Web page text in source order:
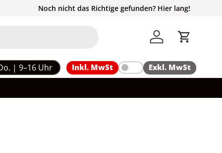
Noch nicht das Richtige gefunden? Hier lang!
Einloggen
| 9–16 Uhr Inkl. MwSt Exkl. MwSt